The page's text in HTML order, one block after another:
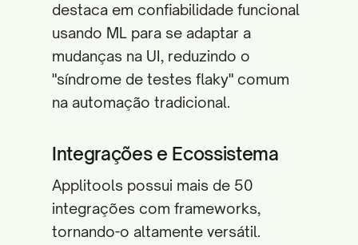
destaca em confiabilidade funcional
usando ML para se adaptar a
mudanças na UI, reduzindo o
"síndrome de testes flaky" comum
na automação tradicional.
Integrações e Ecossistema
Applitools possui mais de 50
integrações com frameworks,
tornando-o altamente versátil.